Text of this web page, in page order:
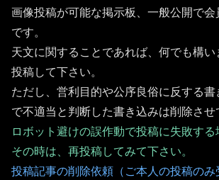
画像投稿が可能な掲示板、一般公開で
です。
天文に関することであれば、何でも構い
投稿して下さい。
ただし、営利目的や公序良俗に反する
で不適当と判断した書き込みは削除させ
ロボット避けの誤作動で投稿に失敗する
その時は、再投稿してみて下さい。
投稿記事の削除依頼（ご本人の投稿のみ